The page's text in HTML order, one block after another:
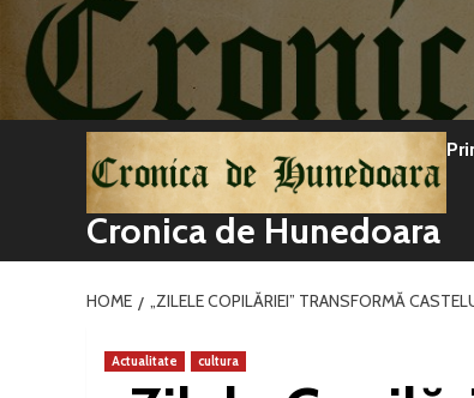
conținut
Cronica de Hunedoara
HOME „ZILELE COPILĂRIEI” TRANSFORMĂ
Actualitate cultura